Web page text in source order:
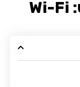
מגדיל טווח אינטרנט: Wi-Fi